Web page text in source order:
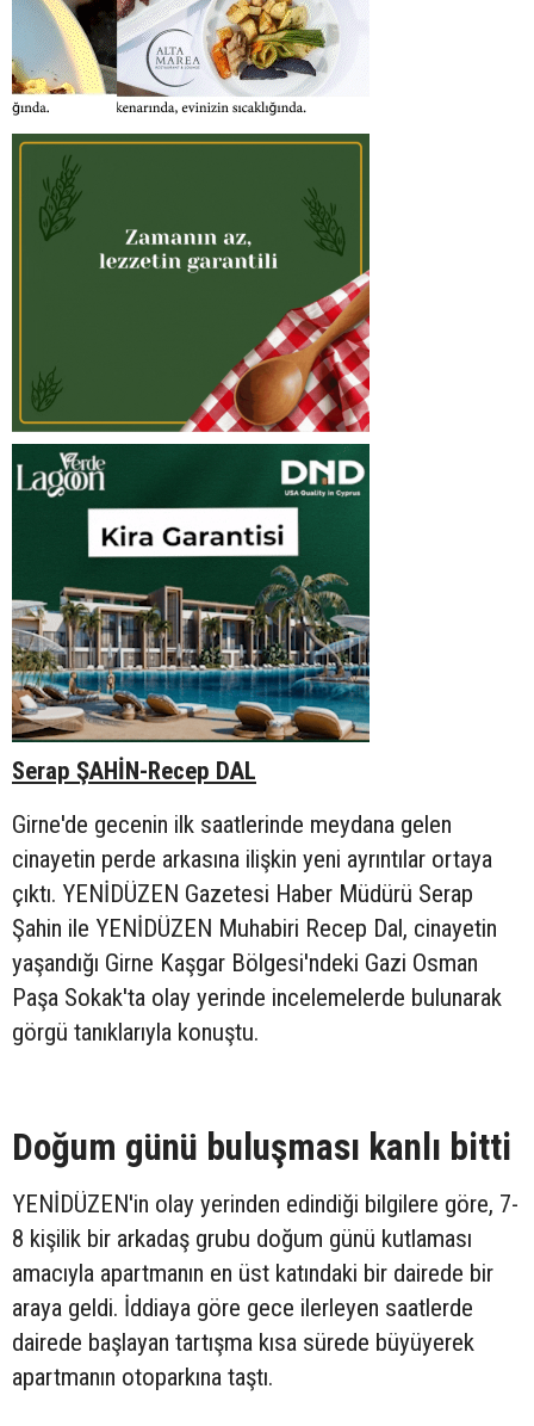
Serap ŞAHİN-Recep DAL
Girne'de gecenin ilk saatlerinde meydana gelen
cinayetin perde arkasına ilişkin yeni ayrıntılar ortaya
çıktı. YENİDÜZEN Gazetesi Haber Müdürü Serap
Şahin ile YENİDÜZEN Muhabiri Recep Dal, cinayetin
yaşandığı Girne Kaşgar Bölgesi'ndeki Gazi Osman
Paşa Sokak'ta olay yerinde incelemelerde bulunarak
görgü tanıklarıyla konuştu.
Doğum günü buluşması kanlı bitti
YENİDÜZEN'in olay yerinden edindiği bilgilere göre, 7-
8 kişilik bir arkadaş grubu doğum günü kutlaması
amacıyla apartmanın en üst katındaki bir dairede bir
araya geldi. İddiaya göre gece ilerleyen saatlerde
dairede başlayan tartışma kısa sürede büyüyerek
apartmanın otoparkına taştı.